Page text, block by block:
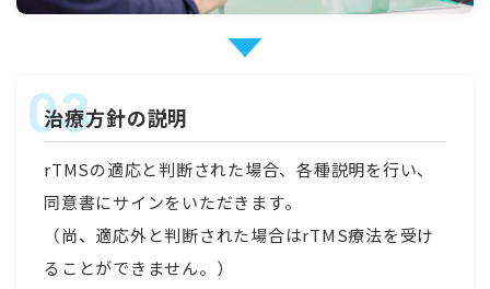
治療方針の説明
rTMSの適応と判断された場合、各種説明を行い、
同意書にサインをいただきます。
（尚、適応外と判断された場合はrTMS療法を受け
ることができません。）